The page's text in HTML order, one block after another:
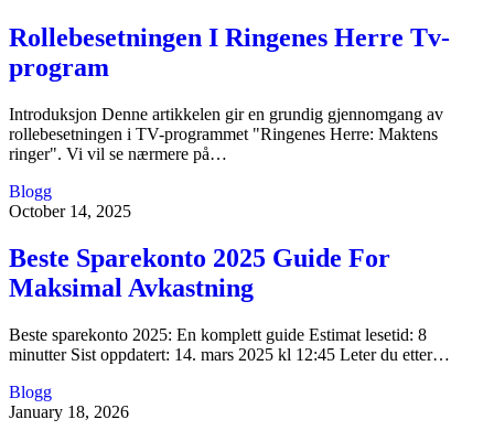
Rollebesetningen I Ringenes Herre Tv-
program
Introduksjon Denne artikkelen gir en grundig gjennomgang av
rollebesetningen i TV-programmet "Ringenes Herre: Maktens
ringer". Vi vil se nærmere på…
Blogg
October 14, 2025
Beste Sparekonto 2025 Guide For
Maksimal Avkastning
Beste sparekonto 2025: En komplett guide Estimat lesetid: 8
minutter Sist oppdatert: 14. mars 2025 kl 12:45 Leter du etter…
Blogg
January 18, 2026